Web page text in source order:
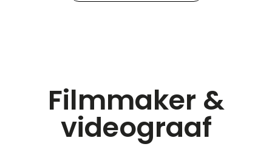
Filmmaker &
videograaf